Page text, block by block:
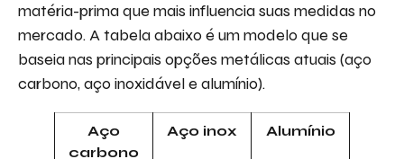
matéria-prima que mais influencia suas medidas no
mercado. A tabela abaixo é um modelo que se
baseia nas principais opções metálicas atuais (aço
carbono, aço inoxidável e alumínio).
Aço
carbono
Aço inox Alumínio